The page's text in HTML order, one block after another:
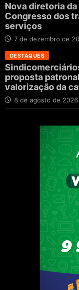
Nova diretoria
Congresso dos
serviços
7 de dezembro de
DESTAQUES
proposta
valorização da
8 de agosto de 2026